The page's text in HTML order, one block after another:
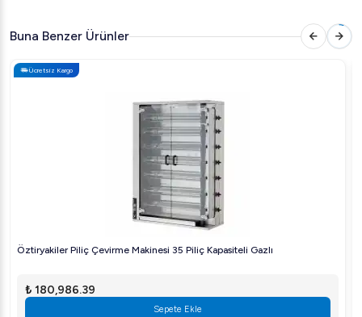
Buna Benzer Ürünler
Ücretsiz Kargo
Öztiryakiler Piliç Çevirme Makinesi 35 Piliç Kapasiteli Gazlı
₺ 180,986.39
Sepete Ekle